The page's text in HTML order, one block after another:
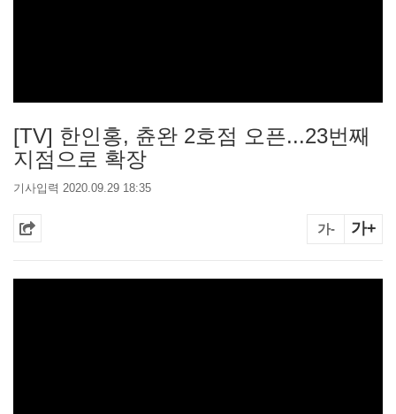
[TV] 한인홍, 츈완 2호점 오픈...23번째
지점으로 확장
기사입력 2020.09.29 18:35
가- 가+